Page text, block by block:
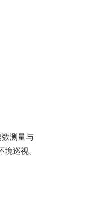
测量与
巡视。